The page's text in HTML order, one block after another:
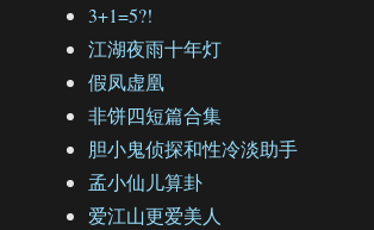
3+1=5?!
江湖夜雨十年灯
假凤虚凰
非饼四短篇合集
胆小鬼侦探和性冷淡助手
孟小仙儿算卦
爱江山更爱美人